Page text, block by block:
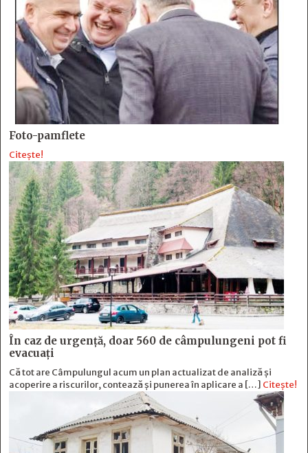
Foto-pamflete
Citește!
În caz de urgență, doar 560 de câmpulungeni pot fi
evacuați
Că tot are Câmpulungul acum un plan actualizat de analiză și
acoperire a riscurilor, contează și punerea în aplicare a […] Citește!